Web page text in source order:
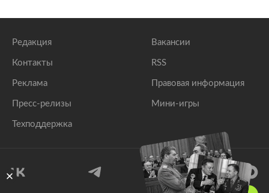
Редакция
Контакты
Реклама
Пресс-релизы
Техподдержка
Вакансии
RSS
Правовая информация
Мини-игры